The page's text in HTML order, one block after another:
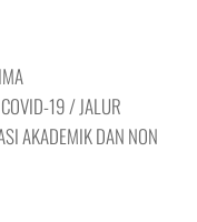
19 / JALUR
AKADEMIK DAN NON